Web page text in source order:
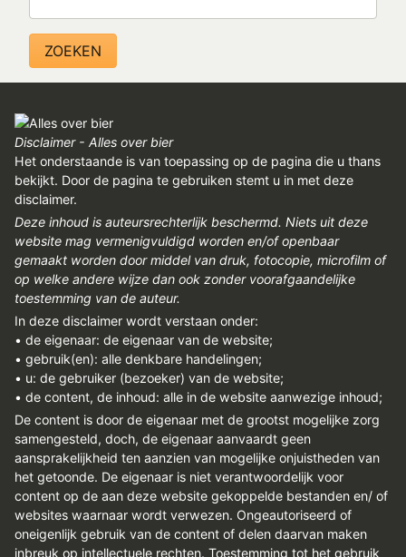
Disclaimer - Alles over bier
Het onderstaande is van toepassing op de pagina die u thans
bekijkt. Door de pagina te gebruiken stemt u in met deze
disclaimer.
Deze inhoud is auteursrechterlijk beschermd. Niets uit deze
website mag vermenigvuldigd worden en/of openbaar
gemaakt worden door middel van druk, fotocopie, microfilm of
op welke andere wijze dan ook zonder voorafgaandelijke
toestemming van de auteur.
In deze disclaimer wordt verstaan onder:
• de eigenaar: de eigenaar van de website;
• gebruik(en): alle denkbare handelingen;
• u: de gebruiker (bezoeker) van de website;
• de content, de inhoud: alle in de website aanwezige inhoud;
De content is door de eigenaar met de grootst mogelijke zorg
samengesteld, doch, de eigenaar aanvaardt geen
aansprakelijkheid ten aanzien van mogelijke onjuistheden van
het getoonde. De eigenaar is niet verantwoordelijk voor
content op de aan deze website gekoppelde bestanden en/ of
websites waarnaar wordt verwezen. Ongeautoriseerd of
oneigenlijk gebruik van de content of delen daarvan maken
inbreuk op intellectuele rechten. Toestemming tot het gebruik